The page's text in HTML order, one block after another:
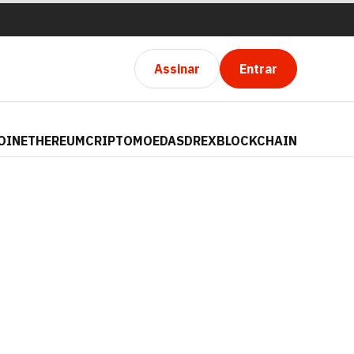
Assinar Entrar
ETHEREUMCRIPTOMOEDASDREXBLOCKCHAIN